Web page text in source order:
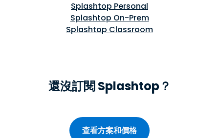
Splashtop Personal
Splashtop On-Prem
Splashtop Classroom
還沒訂閱 Splashtop？
查看方案和價格